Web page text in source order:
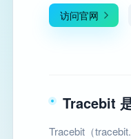
访问官网
Tracebit
Tracebit（